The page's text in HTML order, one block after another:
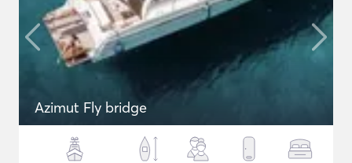
Azimut Fly bridge